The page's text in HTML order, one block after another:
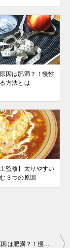
因は肥満？！慢性
方法とは
士監修】太りやすい
３つの原因
慢性炎症の原因は肥満？！慢性炎症を抑える方法とは